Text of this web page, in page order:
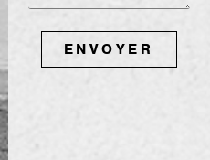
ENVOYER